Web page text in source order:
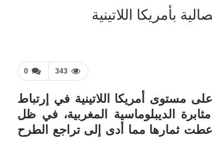
بأمريكا اللاتينية
0 343
إذا ما كان هناك درس واحد مستفاد من سنة 2024 على مستوى أمريكا اللاتينية في إرتباط
الديبلوماسية المغربية، في ظل
ثمارها مما أدى إلى تراجع الطرح